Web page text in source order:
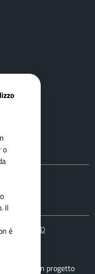
UFHOYD
Teglio è un progetto
o
Il
è